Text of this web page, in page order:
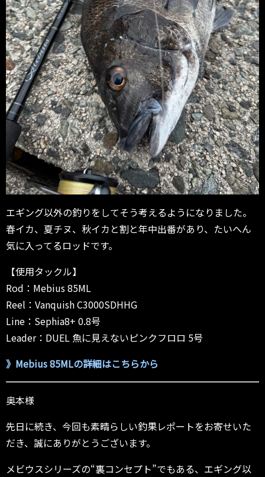
エギング以外の釣りをしてそう考えるようになりました。
春イカ、夏チヌ、秋イカと割と年中出番があり、たいへん
気に入ってるロッドです。
【使用タックル】
Rod：Mebius 85ML
Reel：Vanquish C3000SDHHG
Line：Sephia8+ 0.8号
Leader：DUEL 魚に見えないピンクフロロ 5号
》Mebius 85MLの詳細はこちらから
奥本様
先日に続き、今回も素晴らしい釣果レポートをお寄せいた
だき、誠にありがとうございます。
メビウスシリーズの“裏コンセプト”でもある、エギング以